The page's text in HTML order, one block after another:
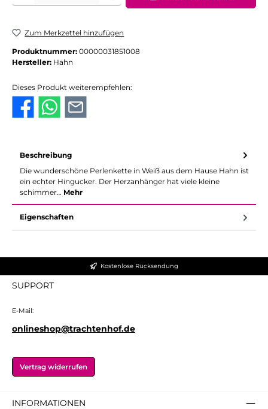
Zum Merkzettel hinzufügen
Produktnummer: 00000031851008
Hersteller: Hahn
Dieses Produkt weiterempfehlen:
Beschreibung
Die wunderschöne Perlenkette in Weiß aus dem Hause Hahn ist
ein echter Hingucker. Der Herzanhänger hat viele kleine
schimmer… Mehr
Eigenschaften
Kostenlose Rücksendung
SUPPORT
E-Mail:
onlineshop@trachtenhof.de
Vertrag widerrufen
INFORMATIONEN